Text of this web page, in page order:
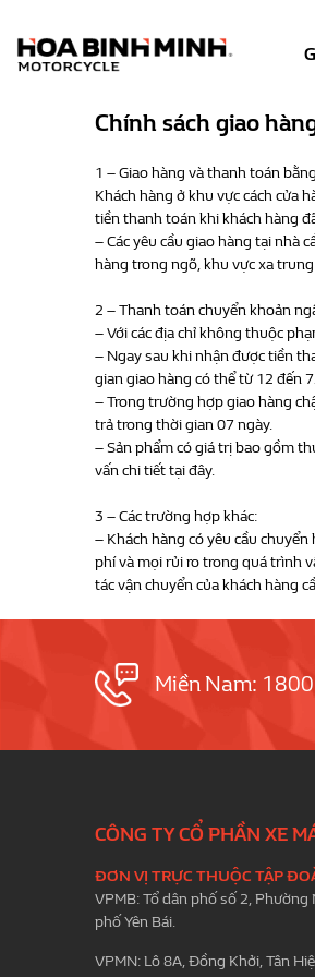
Chính sách giao
1 – Giao hàng và thanh toán
Khách hàng ở khu vực cách cửa
tiền thanh toán khi khách hàng
– Các yêu cầu giao hàng tại nhà
hàng trong ngõ, khu vực xa
2 – Thanh toán chuyển khoản
– Với các địa chỉ không thuộc
– Ngay sau khi nhận được tiền
gian giao hàng có thể từ 12 đến
– Trong trường hợp giao hàng
trả trong thời gian 07 ngày.
– Sản phẩm có giá trị bao gồm
vấn chi tiết tại đây.
3 – Các trường hợp khác:
– Khách hàng có yêu cầu
phí và mọi rủi ro trong quá trình
tác vận chuyển của khách hàng
Miền Nam:
CÔNG TY CỔ PHẦN XE
ĐƠN VỊ TRỰC THUỘC TẬP
VPMB: Tổ dân phố số 2, Phường
phố Yên Bái.
VPMN: Lô 8A, Đồng Khởi, Tân